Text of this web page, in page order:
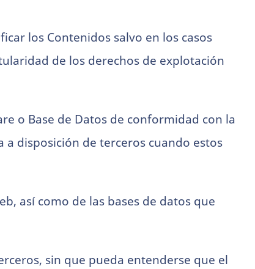
los Contenidos salvo en los casos
de los derechos de explotación
o Base de Datos de conformidad con la
disposición de terceros cuando estos
así como de las bases de datos que
sin que pueda entenderse que el